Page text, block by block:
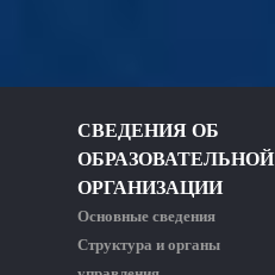
СВЕДЕНИЯ ОБ
ОБРАЗОВАТЕЛЬНОЙ
ОРГАНИЗАЦИИ
Основные сведения
Структура и органы